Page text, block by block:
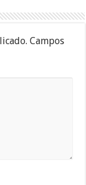
Campos